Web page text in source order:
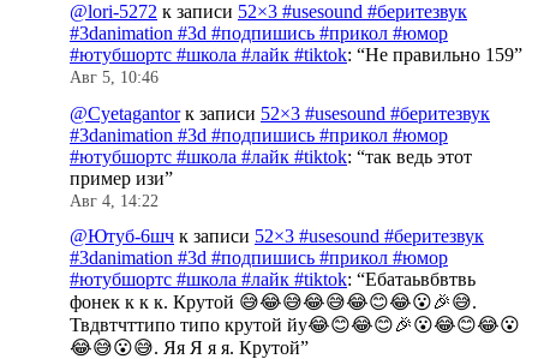
@lori-5272 к записи 52×3 #usesound #беритезвук
#3danimation #3d #подпишись #прикол #юмор
#ютубшортс #школа #лайк #tiktok: “Не правильно 159”
Авг 5, 10:46
@Cyetagantorк записи 52×3 #usesound #беритезвук
#3danimation #3d #подпишись #прикол #юмор
#ютубшортс #школа #лайк #tiktok: “так ведь этот
пример изи”
Авг 4, 14:22
@Ютуб-6шч к записи 52×3 #usesound #беритезвук
#3danimation #3d #подпишись #прикол #юмор
#ютубшортс #школа #лайк #tiktok: “Ебатаьвбвтвь
фонек к к к. Крутой 😅😂😅😂😅😂😊😂😮🎉😅.
Твдвтчттипо типо крутой йу😂😊😂😊🎉😮😂😊😂😮
😂😅😮😅. Яя Я я я. Крутой”